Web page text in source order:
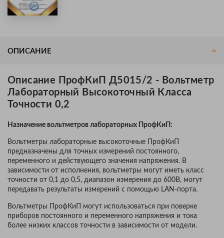
ОПИСАНИЕ
Описание ПрофКиП Д5015/2 - Вольтметр
Лабораторный Высокоточный Класса
Точности 0,2
Назначение вольтметров лабораторных ПрофКиП:
Вольтметры лабораторные высокоточные ПрофКиП
предназначены для точных измерений постоянного,
переменного и действующего значения напряжения. В
зависимости от исполнения, вольтметры могут иметь класс
точности от 0,1 до 0,5, диапазон измерения до 600В, могут
передавать результаты измерений с помощью LAN-порта.
Вольтметры ПрофКиП могут использоваться при поверке
приборов постоянного и переменного напряжения и тока
более низких классов точности в зависимости от модели.